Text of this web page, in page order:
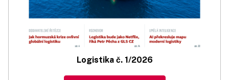
Logistika č. 1/2026